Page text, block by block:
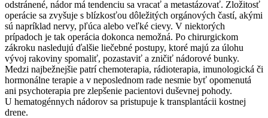
odstránené, nádor má tendenciu sa vracať a metastázovať. Zložitosť
operácie sa zvyšuje s blízkosťou dôležitých orgánových častí, akými
sú napríklad nervy, pľúca alebo veľké cievy. V niektorých
prípadoch je tak operácia dokonca nemožná. Po chirurgickom
zákroku nasledujú ďalšie liečebné postupy, ktoré majú za úlohu
vývoj rakoviny spomaliť, pozastaviť a zničiť nádorové bunky.
Medzi najbežnejšie patrí chemoterapia, rádioterapia, imunologická či
hormonálne terapie a v neposlednom rade nesmie byť opomenutá
ani psychoterapia pre zlepšenie pacientovi duševnej pohody.
U hematogénnych nádorov sa pristupuje k transplantácii kostnej
drene.